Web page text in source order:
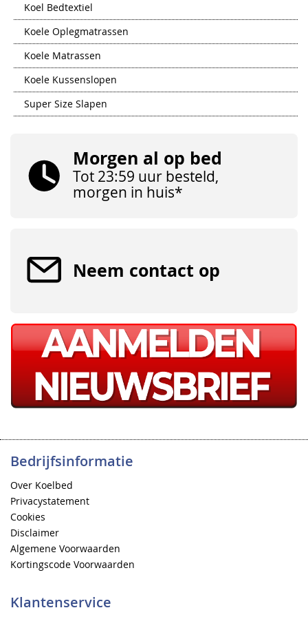
Koel Bedtextiel
Koele Oplegmatrassen
Koele Matrassen
Koele Kussenslopen
Super Size Slapen
Morgen al op bed
Tot 23:59 uur besteld,
morgen in huis*
Neem contact op
Bedrijfsinformatie
Over Koelbed
Privacystatement
Cookies
Disclaimer
Algemene Voorwaarden
Kortingscode Voorwaarden
Klantenservice